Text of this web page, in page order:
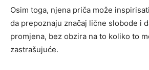
Osim toga, njena priča može
da prepoznaju značaj lične slobode i
promjena, bez obzira na to koliko to
zastrašujuće.